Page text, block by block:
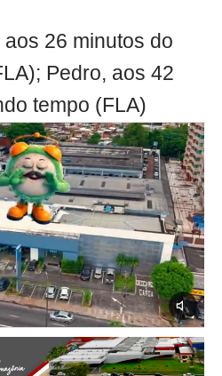
26 minutos do
Pedro, aos 42
tempo (FLA)